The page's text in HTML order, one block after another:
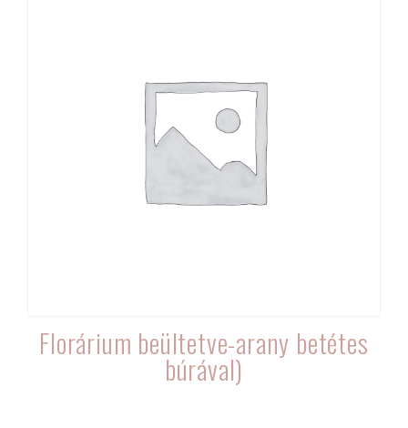
Florárium beültetve-arany betétes
búrával)